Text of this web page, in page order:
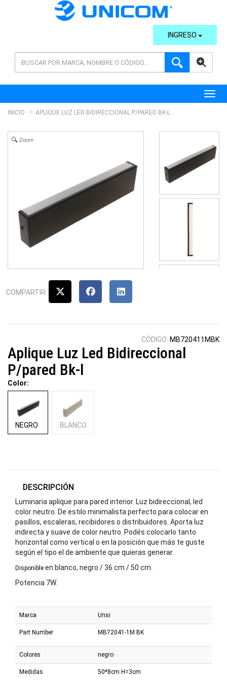
AVANZADA
INGRESO
INICIO APLIQUE LUZ LED BIDIRECCIONAL P/PARED BK-L
Zoom
COMPARTIR:
CÓDIGO: MB720411MBK
Aplique Luz Led Bidireccional
P/pared Bk-l
Color:
NEGRO BLANCO
DESCRIPCIÓN
Luminaria aplique para pared interior. Luz bidireccional, led
color neutro. De estilo minimalista perfecto para colocar en
pasillos, escaleras, recibidores o distribuidores. Aporta luz
indirecta y suave de color neutro. Podés colocarlo tanto
horizontal como vertical o en la posición que más te guste
según el tipo el de ambiente que quieras generar.
Disponible en blanco, negro / 36 cm / 50 cm.
Potencia 7W.
Marca Unsi
Part Number MB72041-1M BK
Colores negro
Medidas 50*8cm H=3cm